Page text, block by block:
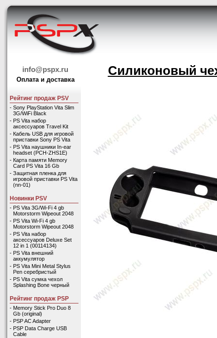
info@pspx.ru
Оплата и доставка
Рейтинг продаж PSV
- Sony PlayStation Vita Slim
3G/WiFi Black
- PS Vita набор
аксессуаров Travel Kit
- Кабель USB для игровой
приставки Sony PS Vita
- PS Vita наушники In-ear
headset (PCH-ZHS1E)
- Карта памяти Memory
Card PS Vita 16 Gb
- Защитная пленка для
игровой приставки PS Vita
(nn-01)
Новинки PSV
- PS Vita 3G/Wi-Fi 4 gb
Motorstorm Wipeout 2048
- PS Vita Wi-Fi 4 gb
Motorstorm Wipeout 2048
- PS Vita набор
аксессуаров Deluxe Set
12 in 1 (00114134)
- PS Vita внешний
аккумулятор
- PS Vita Mini Metal Stylus
Pen серебристый
- PS Vita сумка чехол
Splashing Bone черный
Рейтинг продаж PSP
- Memory Stick Pro Duo 8
Gb (original)
- PSP AC Adapter
- PSP Data Charge USB
Cable
Силиконовый